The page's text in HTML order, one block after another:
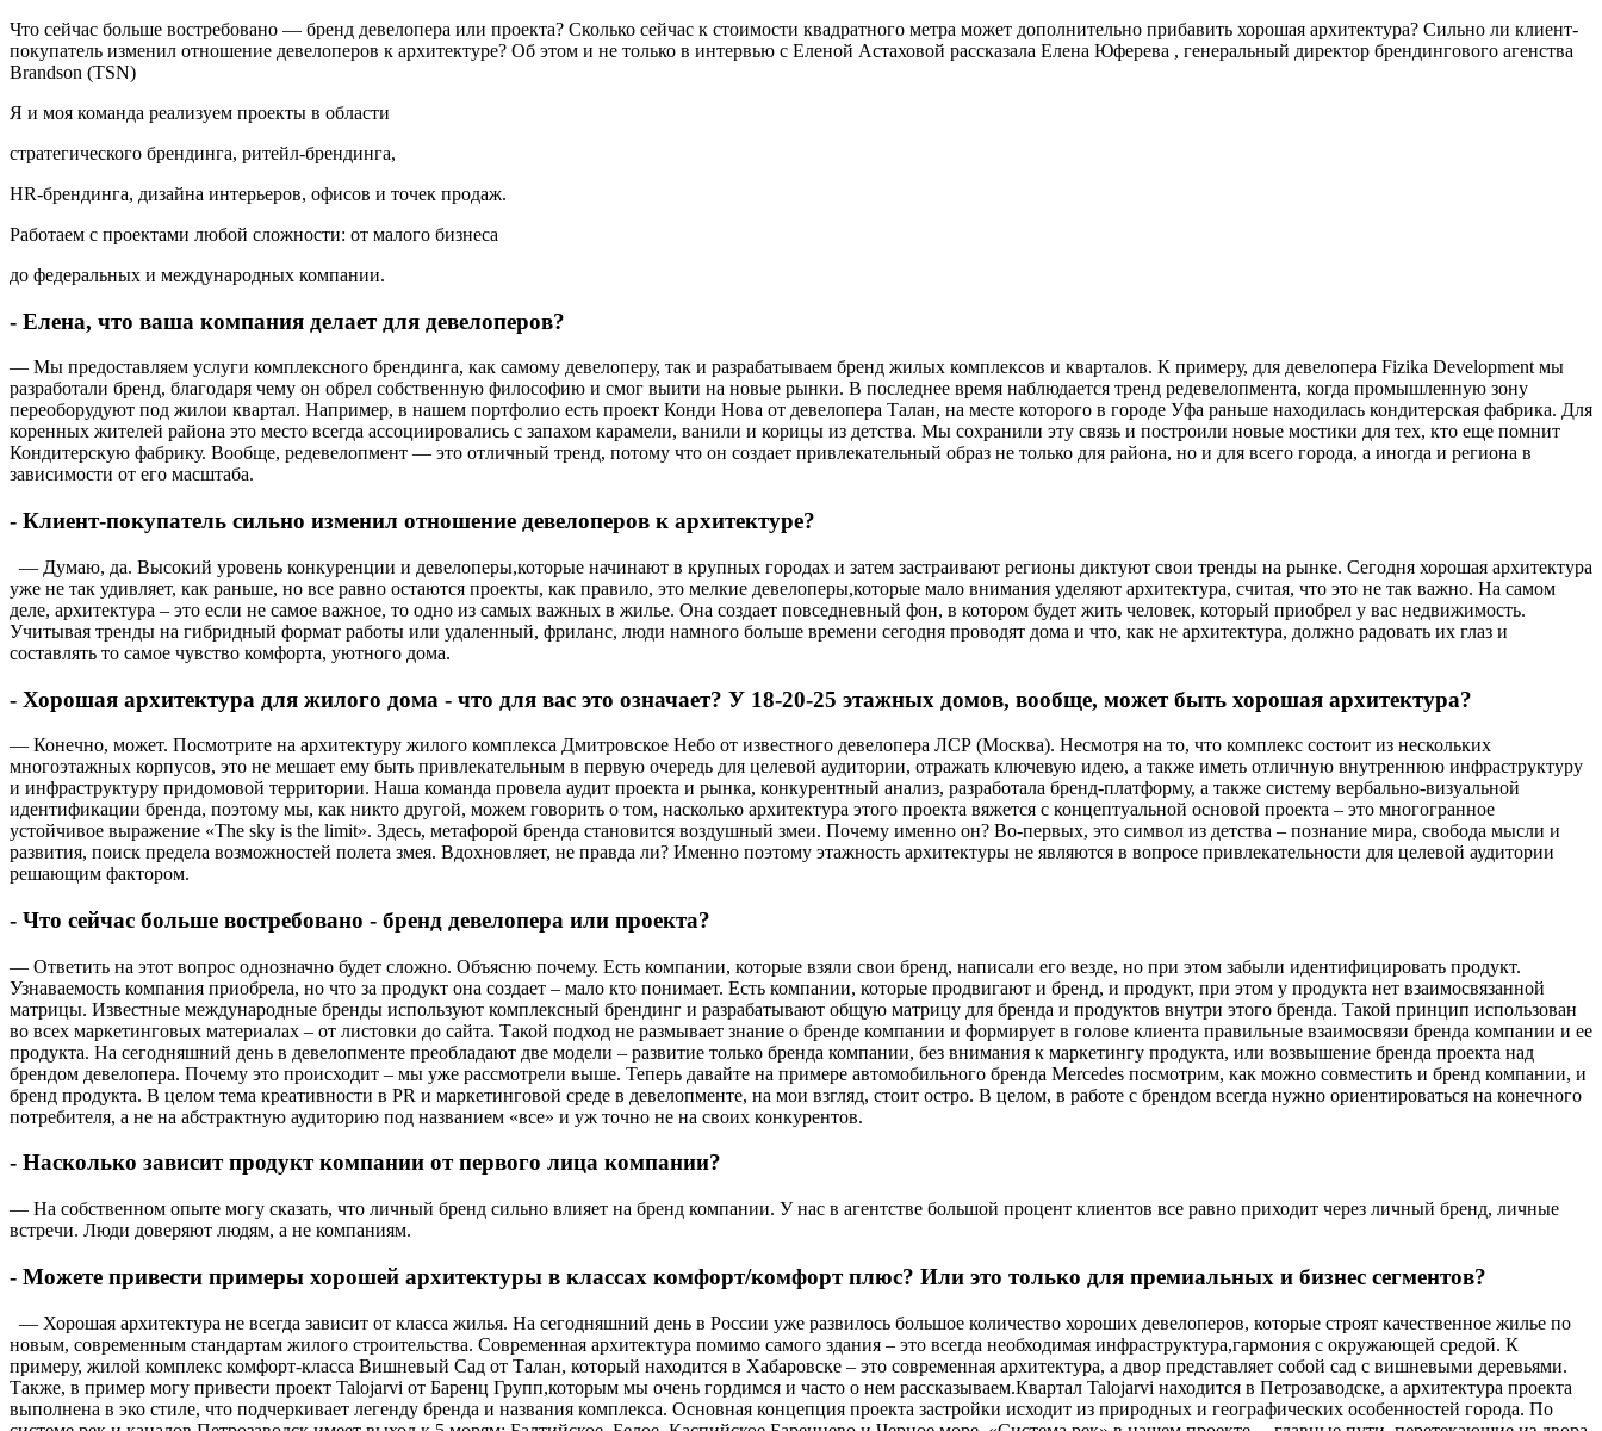
Что сейчас больше востребовано — бренд девелопера или проекта? Сколько сейчас к стоимости квадратного метра может дополнительно прибавить хорошая архитектура? Сильно ли клиент-
покупатель изменил отношение девелоперов к архитектуре? Об этом и не только в интервью с Еленой Астаховой рассказала Елена Юферева , генеральный директор брендингового агенства
Brandson (TSN)
Я и моя команда реализуем проекты в области
стратегического брендинга, ритейл-брендинга,
HR-брендинга, дизайна интерьеров, офисов и точек продаж.
Работаем с проектами любой сложности: от малого бизнеса
до федеральных и международных компании.
- Елена, что ваша компания делает для девелоперов?
— Мы предоставляем услуги комплексного брендинга, как самому девелоперу, так и разрабатываем бренд жилых комплексов и кварталов. К примеру, для девелопера Fizika Development мы
разработали бренд, благодаря чему он обрел собственную философию и смог выити на новые рынки. В последнее время наблюдается тренд редевелопмента, когда промышленную зону
переоборудуют под жилои квартал. Например, в нашем портфолио есть проект Конди Нова от девелопера Талан, на месте которого в городе Уфа раньше находилась кондитерская фабрика. Для
коренных жителей района это место всегда ассоциировались с запахом карамели, ванили и корицы из детства. Мы сохранили эту связь и построили новые мостики для тех, кто еще помнит
Кондитерскую фабрику. Вообще, редевелопмент — это отличный тренд, потому что он создает привлекательный образ не только для района, но и для всего города, а иногда и региона в
зависимости от его масштаба.
- Клиент-покупатель сильно изменил отношение девелоперов к архитектуре?
— Думаю, да. Высокий уровень конкуренции и девелоперы,которые начинают в крупных городах и затем застраивают регионы диктуют свои тренды на рынке. Сегодня хорошая архитектура
уже не так удивляет, как раньше, но все равно остаются проекты, как правило, это мелкие девелоперы,которые мало внимания уделяют архитектура, считая, что это не так важно. На самом
деле, архитектура – это если не самое важное, то одно из самых важных в жилье. Она создает повседневный фон, в котором будет жить человек, который приобрел у вас недвижимость.
Учитывая тренды на гибридный формат работы или удаленный, фриланс, люди намного больше времени сегодня проводят дома и что, как не архитектура, должно радовать их глаз и
составлять то самое чувство комфорта, уютного дома.
- Хорошая архитектура для жилого дома - что для вас это означает? У 18-20-25 этажных домов, вообще, может быть хорошая архитектура?
— Конечно, может. Посмотрите на архитектуру жилого комплекса Дмитровское Небо от известного девелопера ЛСР (Москва). Несмотря на то, что комплекс состоит из нескольких
многоэтажных корпусов, это не мешает ему быть привлекательным в первую очередь для целевой аудитории, отражать ключевую идею, а также иметь отличную внутреннюю инфраструктуру
и инфраструктуру придомовой территории. Наша команда провела аудит проекта и рынка, конкурентный анализ, разработала бренд-платформу, а также систему вербально-визуальной
идентификации бренда, поэтому мы, как никто другой, можем говорить о том, насколько архитектура этого проекта вяжется с концептуальной основой проекта – это многогранное
устойчивое выражение «The sky is the limit». Здесь, метафорой бренда становится воздушный змеи. Почему именно он? Во-первых, это символ из детства – познание мира, свобода мысли и
развития, поиск предела возможностей полета змея. Вдохновляет, не правда ли? Именно поэтому этажность архитектуры не являются в вопросе привлекательности для целевой аудитории
решающим фактором.
- Что сейчас больше востребовано - бренд девелопера или проекта?
— Ответить на этот вопрос однозначно будет сложно. Объясню почему. Есть компании, которые взяли свои бренд, написали его везде, но при этом забыли идентифицировать продукт.
Узнаваемость компания приобрела, но что за продукт она создает – мало кто понимает. Есть компании, которые продвигают и бренд, и продукт, при этом у продукта нет взаимосвязанной
матрицы. Известные международные бренды используют комплексный брендинг и разрабатывают общую матрицу для бренда и продуктов внутри этого бренда. Такой принцип использован
во всех маркетинговых материалах – от листовки до сайта. Такой подход не размывает знание о бренде компании и формирует в голове клиента правильные взаимосвязи бренда компании и ее
продукта. На сегодняшний день в девелопменте преобладают две модели – развитие только бренда компании, без внимания к маркетингу продукта, или возвышение бренда проекта над
брендом девелопера. Почему это происходит – мы уже рассмотрели выше. Теперь давайте на примере автомобильного бренда Mercedes посмотрим, как можно совместить и бренд компании, и
бренд продукта. В целом тема креативности в PR и маркетинговой среде в девелопменте, на мои взгляд, стоит остро. В целом, в работе с брендом всегда нужно ориентироваться на конечного
потребителя, а не на абстрактную аудиторию под названием «все» и уж точно не на своих конкурентов.
- Насколько зависит продукт компании от первого лица компании?
— На собственном опыте могу сказать, что личный бренд сильно влияет на бренд компании. У нас в агентстве большой процент клиентов все равно приходит через личный бренд, личные
встречи. Люди доверяют людям, а не компаниям.
- Можете привести примеры хорошей архитектуры в классах комфорт/комфорт плюс? Или это только для премиальных и бизнес сегментов?
— Хорошая архитектура не всегда зависит от класса жилья. На сегодняшний день в России уже развилось большое количество хороших девелоперов, которые строят качественное жилье по
новым, современным стандартам жилого строительства. Современная архитектура помимо самого здания – это всегда необходимая инфраструктура,гармония с окружающей средой. К
примеру, жилой комплекс комфорт-класса Вишневый Сад от Талан, который находится в Хабаровске – это современная архитектура, а двор представляет собой сад с вишневыми деревьями.
Также, в пример могу привести проект Talojarvi от Баренц Групп,которым мы очень гордимся и часто о нем рассказываем.Квартал Talojarvi находится в Петрозаводске, а архитектура проекта
выполнена в эко стиле, что подчеркивает легенду бренда и названия комплекса. Основная концепция проекта застройки исходит из природных и географических особенностей города. По